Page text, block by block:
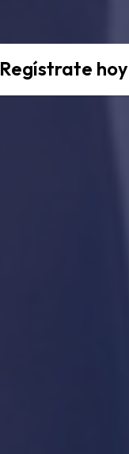
Regístrate hoy